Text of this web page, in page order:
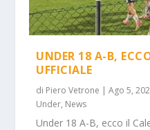
UNDER 18 A-B,
UFFICIALE
di Piero Vetrone |Ago 5,
Under, News
Under 18 A-B, ecco il